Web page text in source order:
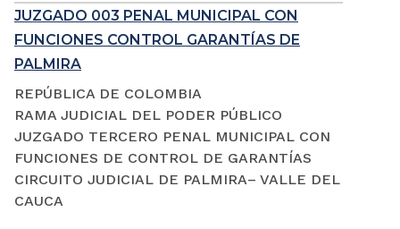
JUZGADO 003 PENAL MUNICIPAL CON
FUNCIONES CONTROL GARANTÍAS DE
PALMIRA
REPÚBLICA DE COLOMBIA
RAMA JUDICIAL DEL PODER PÚBLICO
JUZGADO TERCERO PENAL MUNICIPAL CON
FUNCIONES DE CONTROL DE GARANTÍAS
CIRCUITO JUDICIAL DE PALMIRA– VALLE DEL
CAUCA